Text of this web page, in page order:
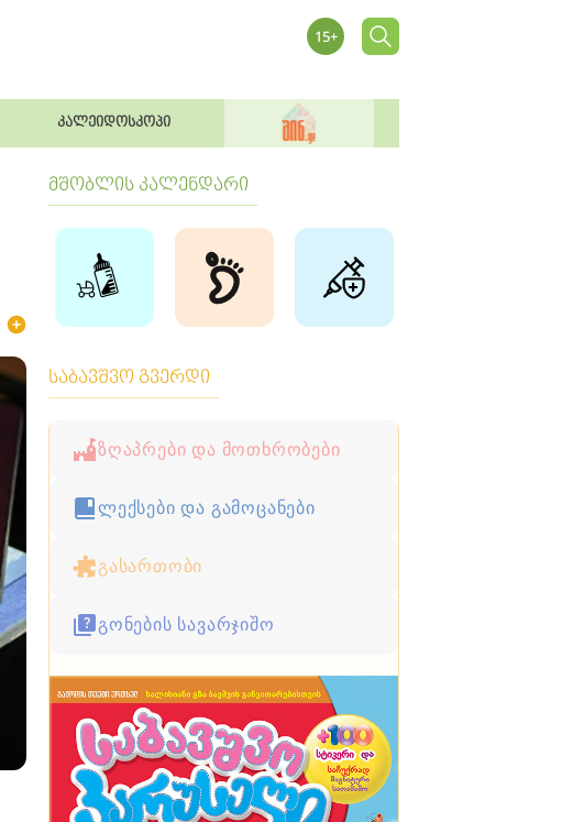
კალეიდოსკოპი
მშობლის კალენდარი
საბავშვო გვერდი
ზღაპრები და მოთხრობები
ლექსები და გამოცანები
გასართობი
გონების სავარჯიშო